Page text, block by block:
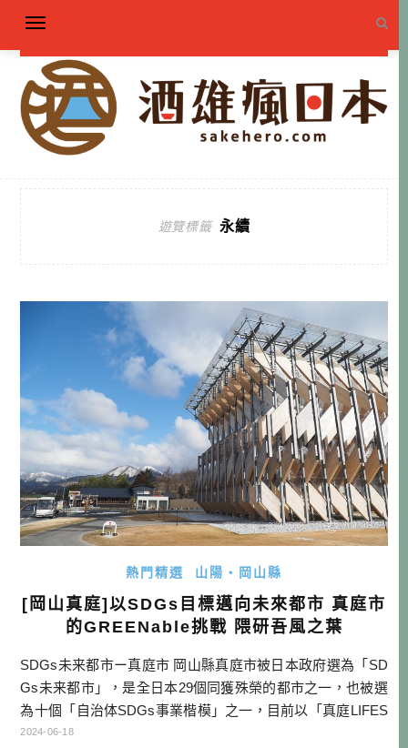
遊覽標籤 永續
熱門精選 山陽・岡山縣
[岡山真庭]以SDGs目標邁向未來都市 真庭市
的GREENable挑戰 隈研吾風之葉
SDGs未来都市ー真庭市 岡山縣真庭市被日本政府選為「SD
Gs未来都市」，是全日本29個同獲殊榮的都市之一，也被選
為十個「自治体SDGs事業楷模」之一，目前以「真庭LIFES
TYLE(多樣性的真庭豐饒生活)」作為都市發展的目標。比起
2024-06-18